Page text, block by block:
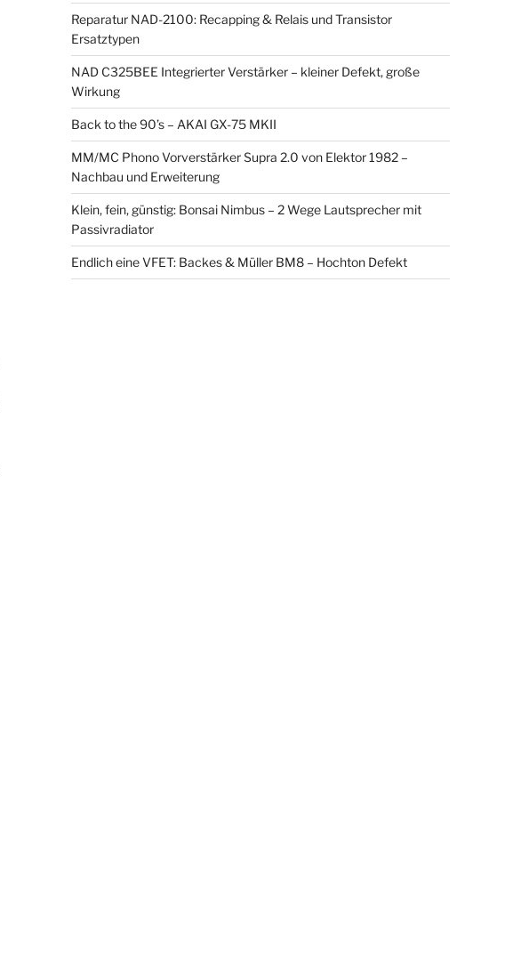
Reparatur NAD-2100: Recapping & Relais und Transistor
Ersatztypen
NAD C325BEE Integrierter Verstärker – kleiner Defekt, große
Wirkung
Back to the 90’s – AKAI GX-75 MKII
MM/MC Phono Vorverstärker Supra 2.0 von Elektor 1982 –
Nachbau und Erweiterung
Klein, fein, günstig: Bonsai Nimbus – 2 Wege Lautsprecher mit
Passivradiator
Endlich eine VFET: Backes & Müller BM8 – Hochton Defekt